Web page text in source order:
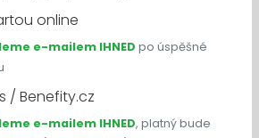
online
e-mailem IHNED po úspěšné
/ Benefity.cz
e-mailem IHNED, platný bude